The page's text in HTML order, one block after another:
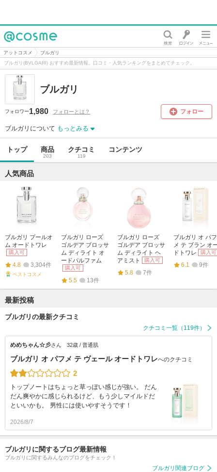
@cosme
アットコスメ
ブルガリ
ブルガリ(BVLGARI) おすすめ最新情報。口コミ・人気ランキングをまとめてチェック。
ブルガリ
フォロワー1,980 フォローとは？ フォロー
ブルガリについて もっとみる
トップ 商品
203
クチコミ
119
コンテンツ
人気商品
ブルガリ プールオ
ム オードトワレ
購入可
4.8 3,304件
ベストコスメ
ブルガリ ローズ
ゴルデア ブロッサ
ム ディライト オ
ードパルファム
購入可
5.5 13件
ブルガリ ローズ
ゴルデア ブロッサ
ム ディライト ヘ
アミスト
購入可
5.8 7件
ブルガリ オ パフ
メ テ ブラン オ
ドトワレ
購入可
6.1 9件
最新投稿
ブルガリの最新クチコミ
クチコミ一覧（119件）
めめちゃん☆彡さん 32歳 / 普通肌
ブルガリ オ パフメ テ ヴェール オードトワレへのクチコミ
2
トップノートはちょっと草っぽい感じが強い。 だん
だん爽やかに感じられるけど、もう少しマイルドだ
といいかも。 男性には使いやすそうです！
2026/8/7
ブルガリに関するブログ最新情報
ブルガリに関するみんなのブログをチェック！
ブルガリ関連ブログ